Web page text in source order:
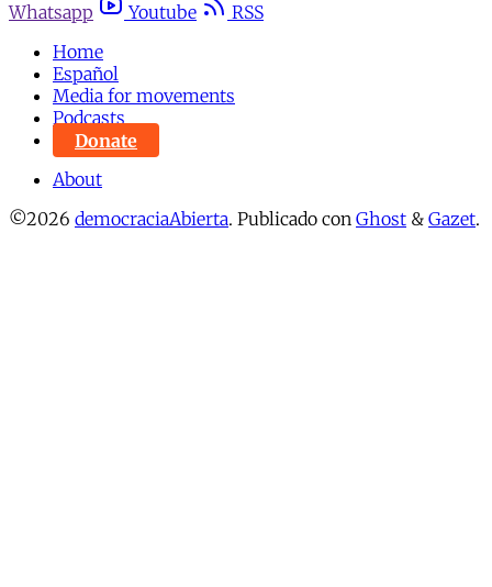
Whatsapp
Youtube
RSS
Home
Español
Media for movements
Podcasts
Donate
About
©2026 democraciaAbierta. Publicado con Ghost & Gazet.